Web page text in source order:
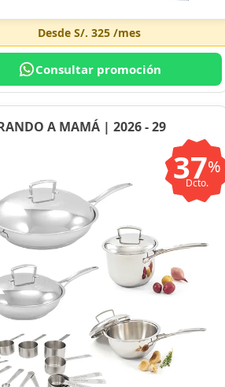
DesdeS/. 325 /mes
Consultar promoción
A MAMÁ | 2026 - 29
37%
Dcto.